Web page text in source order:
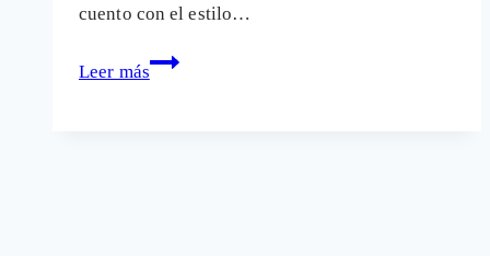
cuento con el estilo…
Leer más
Del